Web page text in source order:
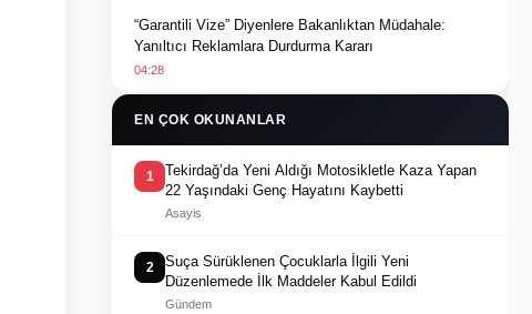
“Garantili Vize” Diyenlere Bakanlıktan Müdahale:
Yanıltıcı Reklamlara Durdurma Kararı
04:28
EN ÇOK OKUNANLAR
1
Tekirdağ’da Yeni Aldığı Motosikletle Kaza Yapan
22 Yaşındaki Genç Hayatını Kaybetti
Asayis
2
Suça Sürüklenen Çocuklarla İlgili Yeni
Düzenlemede İlk Maddeler Kabul Edildi
Gündem